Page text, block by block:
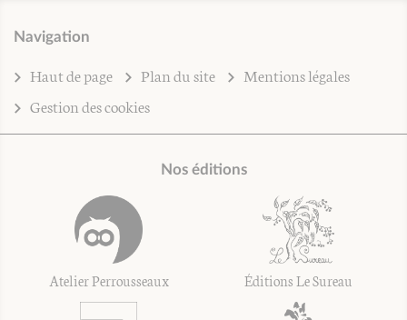
Navigation
Haut de page Plan du site
Mentions légales
Gestion des cookies
Nos éditions
Atelier Perrousseaux Éditions Le Sureau